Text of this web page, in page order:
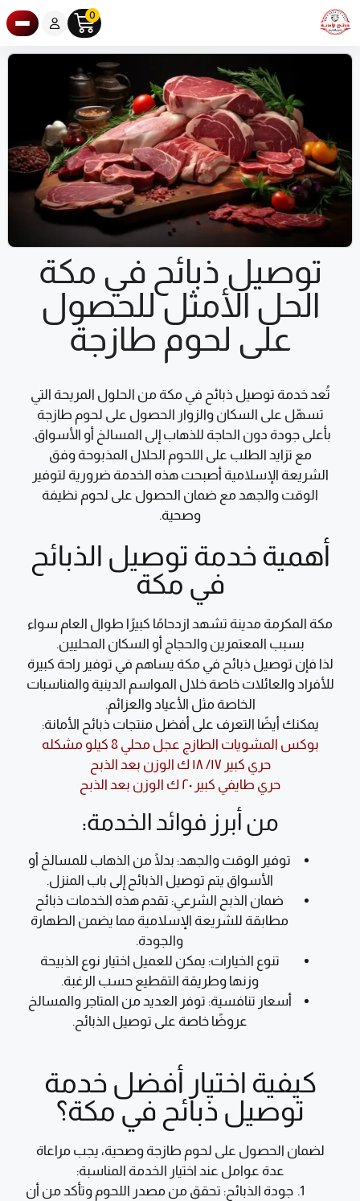
0
توصيل ذبائح في مكة
الحل الأمثل للحصول
على لحوم طازجة
تُعد خدمة توصيل ذبائح في مكة من الحلول المريحة التي
تسهّل على السكان والزوار الحصول على لحوم طازجة
بأعلى جودة دون الحاجة للذهاب إلى المسالخ أو الأسواق.
مع تزايد الطلب على اللحوم الحلال المذبوحة وفق
الشريعة الإسلامية أصبحت هذه الخدمة ضرورية لتوفير
الوقت والجهد مع ضمان الحصول على لحوم نظيفة
وصحية.
أهمية خدمة توصيل الذبائح
في مكة
مكة المكرمة مدينة تشهد ازدحامًا كبيرًا طوال العام سواء
بسبب المعتمرين والحجاج أو السكان المحليين.
لذا فإن توصيل ذبائح في مكة يساهم في توفير راحة كبيرة
للأفراد والعائلات خاصة خلال المواسم الدينية والمناسبات
الخاصة مثل الأعياد والعزائم.
يمكنك أيضًا التعرف على أفضل منتجات ذبائح الأمانة:
بوكس المشويات الطازج عجل محلي 8 كيلو مشكله
حري كبير ١٧/ ١٨ ك الوزن بعد الذبح
حري طايفي كبير ٢٠ ك الوزن بعد الذبح
من أبرز فوائد الخدمة:
توفير الوقت والجهد: بدلًا من الذهاب للمسالخ أو
الأسواق يتم توصيل الذبائح إلى باب المنزل.
ضمان الذبح الشرعي: تقدم هذه الخدمات ذبائح
مطابقة للشريعة الإسلامية مما يضمن الطهارة
والجودة.
تنوع الخيارات: يمكن للعميل اختيار نوع الذبيحة
وزنها وطريقة التقطيع حسب الرغبة.
أسعار تنافسية: توفر العديد من المتاجر والمسالخ
عروضًا خاصة على توصيل الذبائح.
كيفية اختيار أفضل خدمة
توصيل ذبائح في مكة؟
لضمان الحصول على لحوم طازجة وصحية، يجب مراعاة
عدة عوامل عند اختيار الخدمة المناسبة:
جودة الذبائح: تحقق من مصدر اللحوم وتأكد من أن